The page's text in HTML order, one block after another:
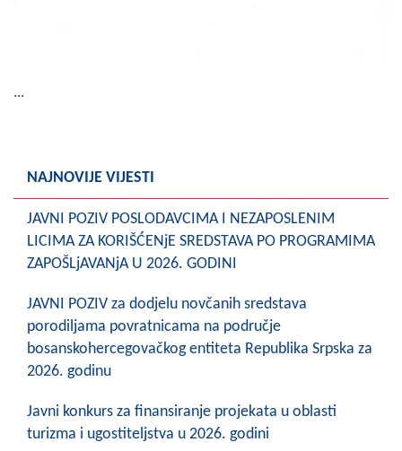
COVID 19
Geoistraživanja
FINANSIJE
PRIVREDA
Poljoprivreda
Turizam
Sport
...
NAJNOVIJE VIJESTI
JAVNI POZIV POSLODAVCIMA I NEZAPOSLENIM
LICIMA ZA KORIŠĆENjE SREDSTAVA PO PROGRAMIMA
ZAPOŠLjAVANjA U 2026. GODINI
JAVNI POZIV za dodjelu novčanih sredstava
porodiljama povratnicama na područje
bosanskohercegovačkog entiteta Republika Srpska za
2026. godinu
Javni konkurs za finansiranje projekata u oblasti
turizma i ugostiteljstva u 2026. godini